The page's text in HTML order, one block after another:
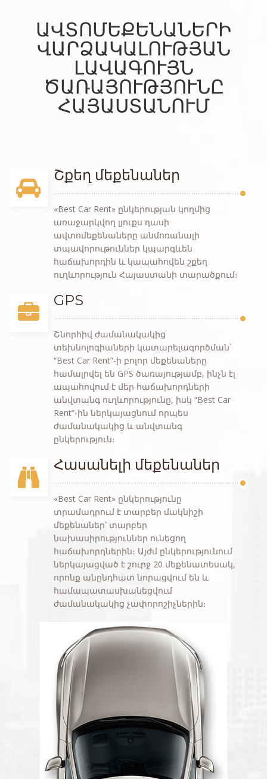
ԱՎՏՈՄԵՔԵՆԱՆԵՐԻ
ՎԱՐՁԱԿԱԼՈՒԹՅԱՆ
ԼԱՎԱԳՈՒՅՆ
ԾԱՌԱՅՈՒԹՅՈՒՆԸ
ՀԱՅԱՍՏԱՆՈՒՄ
Շքեղ մեքենաներ
«Best Car Rent» ընկերության կողմից
առաջարկվող լյուքս դասի
ավտոմեքենաները անմոռանալի
տպավորութուններ կպարգևեն
հաճախորդին և կապահովեն շքեղ
ուղևորություն Հայաստանի տարածքում։
GPS
Շնորհիվ ժամանակակից
տեխնոլոգիաների կատարելագործման`
“Best Car Rent”-ի բոլոր մեքենաները
համալրվել են GPS ծառայությամբ, ինչն էլ
ապահովում է մեր հաճախորդների
անվտանգ ուղևորությունը, իսկ “Best Car
Rent”-ին ներկայացնում որպես
ժամանակակից և անվտանգ
ընկերություն։
Հասանելի մեքենաներ
«Best Car Rent» ընկերությունը
տրամադրում է տարբեր մակնիշի
մեքենաներ՝ տարբեր
նախասիրություններ ունեցող
հաճախորդներին։ Այժմ ընկերությունում
ներկայացված է շուրջ 20 մեքենատեսակ,
որոնք անընդհատ նորացվում են և
համապատասխանեցվում
ժամանակակից չափորոշիչներին։